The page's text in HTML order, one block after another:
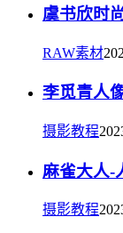
虞书欣时
RAW素材
李觅青人
摄影教程
麻雀大人-
摄影教程